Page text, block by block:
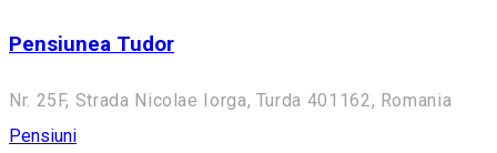
Pensiunea Tudor
Nr. 25F, Strada Nicolae Iorga, Turda 401162, Romania
Pensiuni